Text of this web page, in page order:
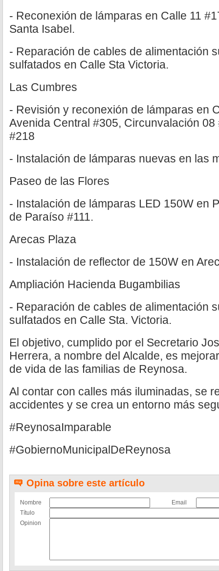
- Reconexión de lámparas en Calle 11
Santa Isabel.
- Reparación de cables de alimentación
sulfatados en Calle Sta Victoria.
Las Cumbres
- Revisión y reconexión de lámparas en
Avenida Central #305, Circunvalación
#218
- Instalación de lámparas nuevas en las
Paseo de las Flores
- Instalación de lámparas LED 150W en
de Paraíso #111.
Arecas Plaza
- Instalación de reflector de 150W en
Ampliación Hacienda Bugambilias
- Reparación de cables de alimentación
sulfatados en Calle Sta. Victoria.
El objetivo, cumplido por el Secretario
Herrera, a nombre del Alcalde, es
de vida de las familias de Reynosa.
Al contar con calles más iluminadas, se
accidentes y se crea un entorno más
#ReynosaImparable
#GobiernoMunicipalDeReynosa
Opina sobre este artículo
Nombre
Email
Título
Opinion